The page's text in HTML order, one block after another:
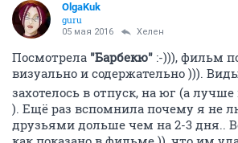
OlgaKuk
guru
05 мая 2016 Хелен
Посмотрела "Барбекю" :-))), фильм
визуально и содержательно ))).
захотелось в отпуск, на юг (а
). Ещё раз вспомнила почему я не
друзьями дольше чем на 2-3 дня..